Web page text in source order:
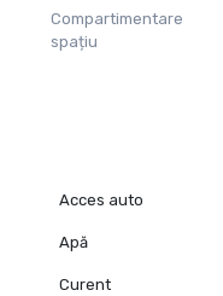
Compartimentare
spațiu
Acces auto
Apă
Curent